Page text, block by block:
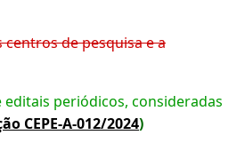
de pesquisa e a
periódicos, consideradas
CEPE-A-012/2024)